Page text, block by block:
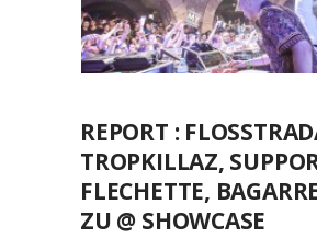
REPORT :
TROPKILLAZ,
FLECHETTE,
ZU @ SHOWCASE